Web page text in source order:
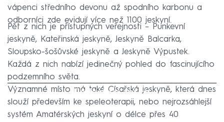
vápenci středního devonu až spodního karbonu a
odborníci zde evidují více než 1100 jeskyní.
Pět z nich je přístupných veřejnosti – Punkevní
jeskyně, Kateřinská jeskyně, Jeskyně Balcarka,
Sloupsko-šošůvské jeskyně a Jeskyně Výpustek.
Každá z nich nabízí jedinečný pohled do fascinujícího
podzemního světa.
Failed to fetch
Významné místo má také Císařská jeskyně, která dnes
slouží především ke speleoterapii, nebo nejrozsáhlejší
systém Amatérských jeskyní o délce přes 40